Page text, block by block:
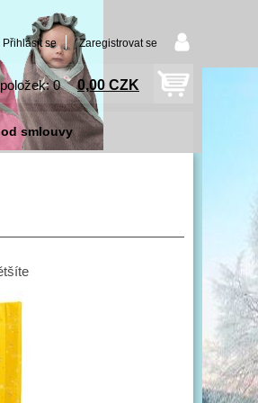
Přihlásit se Zaregistrovat se
0 0,00 CZK
smlouvy